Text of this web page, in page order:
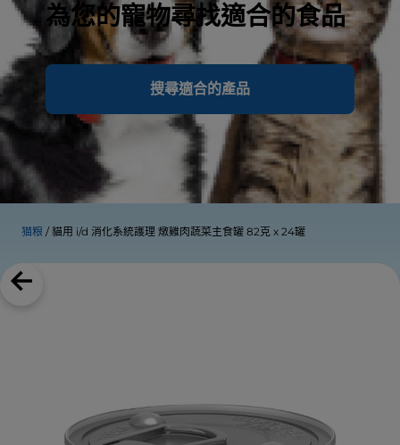
為您的寵物尋找適合的食品
搜尋適合的產品
猫粮 貓用 i/d 消化系統護理 燉雞肉蔬菜主食罐 82克 x 24罐